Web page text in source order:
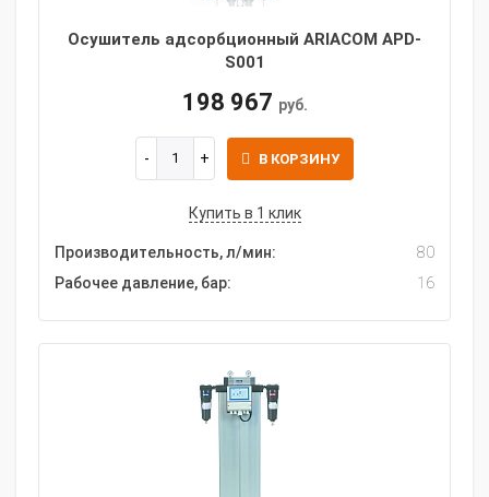
Осушитель адсорбционный ARIACOM APD-
S001
198 967 руб.
В КОРЗИНУ
Купить в 1 клик
Производительность, л/мин:
80
Рабочее давление, бар:
16